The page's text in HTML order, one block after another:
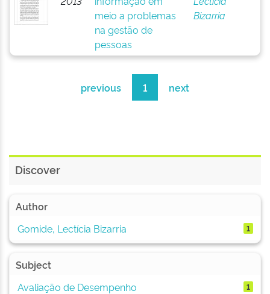
meio a problemas
na gestão de
pessoas
Bizarria
previous 1 next
Discover
Author
Gomide, Lectícia Bizarria
1
Subject
Avaliação de Desempenho
1